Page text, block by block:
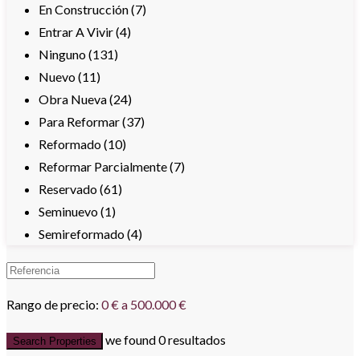
En Construcción (7)
Entrar A Vivir (4)
Ninguno (131)
Nuevo (11)
Obra Nueva (24)
Para Reformar (37)
Reformado (10)
Reformar Parcialmente (7)
Reservado (61)
Seminuevo (1)
Semireformado (4)
Rango de precio: 0 € a 500.000 €
Search Properties we found0resultados